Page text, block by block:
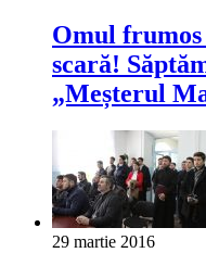
Omul frumos
scară!
„Meșterul
29 martie 2016